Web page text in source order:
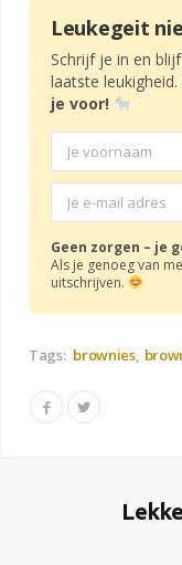
Leukegeit
Schrijf je in en
laatste leukigheid.
je voor!
Geen zorgen – je
Als je genoeg van
uitschrijven.
Tags: brownies